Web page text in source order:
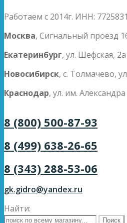
Работаем с 2014г. ИНН:
Москва, Сигнальный проезд
Екатеринбург, ул. Шефская, 2а
Новосибирск, с. Толмачево,
Краснодар, ул. им.
8 (800) 500-87-93
8 (499) 638-26-65
8 (343) 288-53-06
gk.gidro@yandex.ru
Найти: